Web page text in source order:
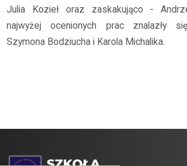
Julia Kozieł oraz zaskakująco -
najwyżej ocenionych prac znalazły
Szymona Bodziucha i Karola Michalika.